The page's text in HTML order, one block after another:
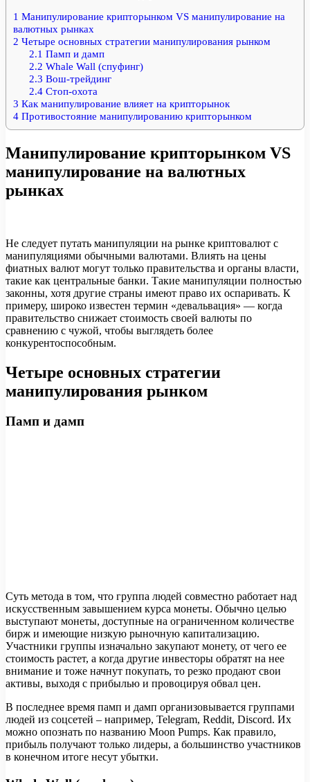
1 Манипулирование крипторынком VS манипулирование на
валютных рынках
2 Четыре основных стратегии манипулирования рынком
2.1 Памп и дамп
2.2 Whale Wall (спуфинг)
2.3 Вош-трейдинг
2.4Стоп-охота
3 Как манипулирование влияет на крипторынок
4 Противостояние манипулированию крипторынком
Манипулирование крипторынком VS
манипулирование на валютных
рынках
Не следует путать манипуляции на рынке криптовалют с
манипуляциями обычными валютами. Влиять на цены
фиатных валют могут только правительства и органы власти,
такие как центральные банки. Такие манипуляции полностью
законны, хотя другие страны имеют право их оспаривать. К
примеру, широко известен термин «девальвация» — когда
правительство снижает стоимость своей валюты по
сравнению с чужой, чтобы выглядеть более
конкурентоспособным.
Четыре основных стратегии
манипулирования рынком
Памп и дамп
Суть метода в том, что группа людей совместно работает над
искусственным завышением курса монеты. Обычно целью
выступают монеты, доступные на ограниченном количестве
бирж и имеющие низкую рыночную капитализацию.
Участники группы изначально закупают монету, от чего ее
стоимость растет, а когда другие инвесторы обратят на нее
внимание и тоже начнут покупать, то резко продают свои
активы, выходя с прибылью и провоцируя обвал цен.
В последнее время памп и дамп организовывается группами
людей из соцсетей – например, Telegram, Reddit, Discord. Их
можно опознать по названию Moon Pumps. Как правило,
прибыль получают только лидеры, а большинство участников
в конечном итоге несут убытки.